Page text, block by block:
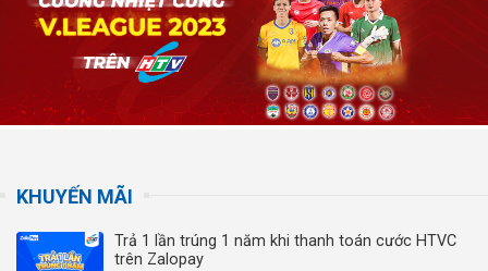
KHUYẾN MÃI
Trả 1 lần trúng 1 năm khi thanh toán cước HTVC
trên Zalopay